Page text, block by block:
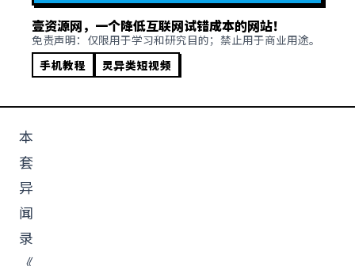
壹资源网，一个降低互联网试错成本的网站！
免责声明：仅限用于学习和研究目的；禁止用于商业用途。
手机教程
灵异类短视频
本
套
异
闻
录